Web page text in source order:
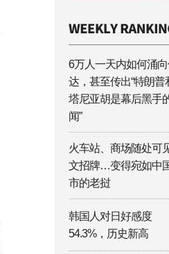
6万人一天内如何涌
达，甚至传出“特朗普
塔尼亚胡是幕后黑手
闻”
火车站、商场随处可
文招牌…变得宛如中
市的老挝
韩国人对日好感度
54.3%，历史新高